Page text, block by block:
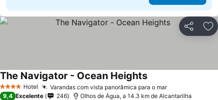
Partilhar
4 EstrelasHotel Varandas com vista panorâmica para o marVer preços
The Navigator - Ocean HeightsVer preços
9,4 Excelente 246 Olhos de Água, a 14.3 km de Alcantarilha